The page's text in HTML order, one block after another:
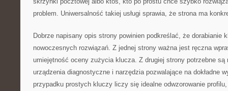
problem. Uniwersalność takiej usługi sprawia, że strona ma
Dobrze napisany opis strony powinien podkreślać, że dorabianie
nowoczesnych rozwiązań. Z jednej strony ważna jest ręczna
umiejętność oceny zużycia klucza. Z drugiej strony potrzebne są
urządzenia diagnostyczne i narzędzia pozwalające na dokładne
przypadku prostych kluczy liczy się idealne odwzorowanie